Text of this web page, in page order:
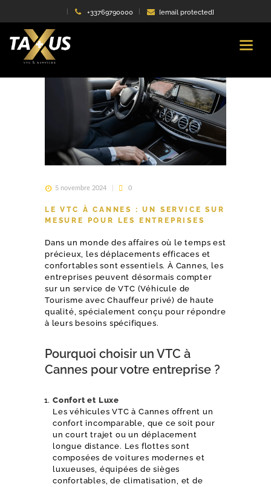
+33769790000 [email protected]
5 novembre 2024 0
LE VTC À CANNES : UN SERVICE SUR
MESURE POUR LES ENTREPRISES
Dans un monde des affaires où le temps est
précieux, les déplacements efficaces et
confortables sont essentiels. À Cannes, les
entreprises peuvent désormais compter
sur un service de VTC (Véhicule de
Tourisme avec Chauffeur privé) de haute
qualité, spécialement conçu pour répondre
à leurs besoins spécifiques.
Pourquoi choisir un VTC à
Cannes pour votre entreprise ?
Confort et Luxe
Les véhicules VTC à Cannes offrent un
confort incomparable, que ce soit pour
un court trajet ou un déplacement
longue distance. Les flottes sont
composées de voitures modernes et
luxueuses, équipées de sièges
confortables, de climatisation, et de